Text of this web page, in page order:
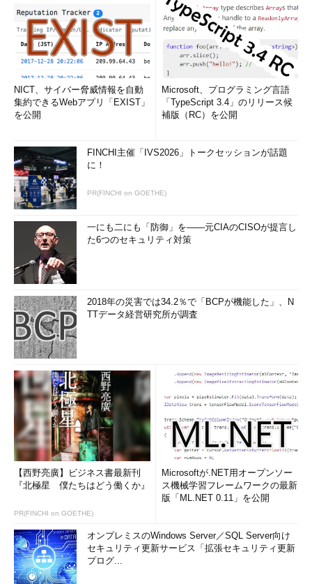
NICT、サイバー脅威情報を自動
集約できるWebアプリ「EXIST」
を公開
Microsoft、プログラミング言語
「TypeScript 3.4」のリリース候
補版（RC）を公開
FINCHI主催「IVS2026」トークセッションが話題
に！
PR(FINCHI on GOETHE)
一にも二にも「防御」を――元CIAのCISOが提言し
た6つのセキュリティ対策
2018年の災害では34.2％で「BCPが機能した」、N
TTデータ経営研究所が調査
【西野亮廣】ビジネス書最新刊
『北極星 僕たちはどう働くか』
PR(FINCHI on GOETHE)
Microsoftが.NET用オープンソー
ス機械学習フレームワークの最新
版「ML.NET 0.11」を公開
オンプレミスのWindows Server／SQL Server向け
セキュリティ更新サービス「拡張セキュリティ更新
プログ...